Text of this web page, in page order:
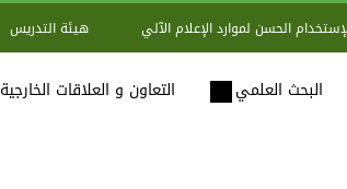
الحسن لموارد الإعلام الآلي هيئة التدريس
البحث العلمي التعاون و العلاقات الخارجية